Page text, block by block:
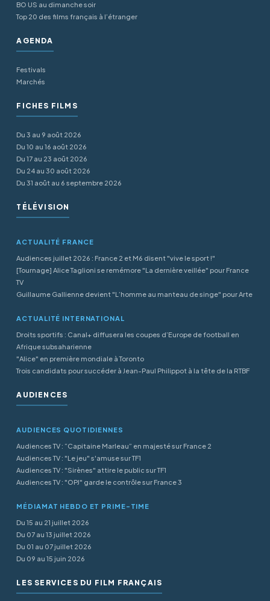
BO US au dimanche soir
Top 20 des films français à l’étranger
AGENDA
Festivals
Marchés
FICHES FILMS
Du 3 au 9 août 2026
Du 10 au 16 août 2026
Du 17 au 23 août 2026
Du 24 au 30 août 2026
Du 31 août au 6 septembre 2026
TÉLÉVISION
ACTUALITÉ FRANCE
Audiences juillet 2026 : France 2 et M6 disent "vive le sport !"
[Tournage] Alice Taglioni se remémore "La dernière veillée" pour France
TV
Guillaume Gallienne devient "L’homme au manteau de singe" pour Arte
ACTUALITÉ INTERNATIONAL
Droits sportifs : Canal+ diffusera les coupes d’Europe de football en
Afrique subsaharienne
"Alice" en première mondiale à Toronto
Trois candidats pour succéder à Jean-Paul Philippot à la tête de la RTBF
AUDIENCES
AUDIENCES QUOTIDIENNES
Audiences TV : “Capitaine Marleau” en majesté sur France 2
Audiences TV : "Le jeu" s'amuse sur TF1
Audiences TV : "Sirènes" attire le public sur TF1
Audiences TV : "OPJ" garde le contrôle sur France 3
MÉDIAMAT HEBDO ET PRIME-TIME
Du 15 au 21 juillet 2026
Du 07 au 13 juillet 2026
Du 01 au 07 juillet 2026
Du 09 au 15 juin 2026
LES SERVICES DU FILM FRANÇAIS